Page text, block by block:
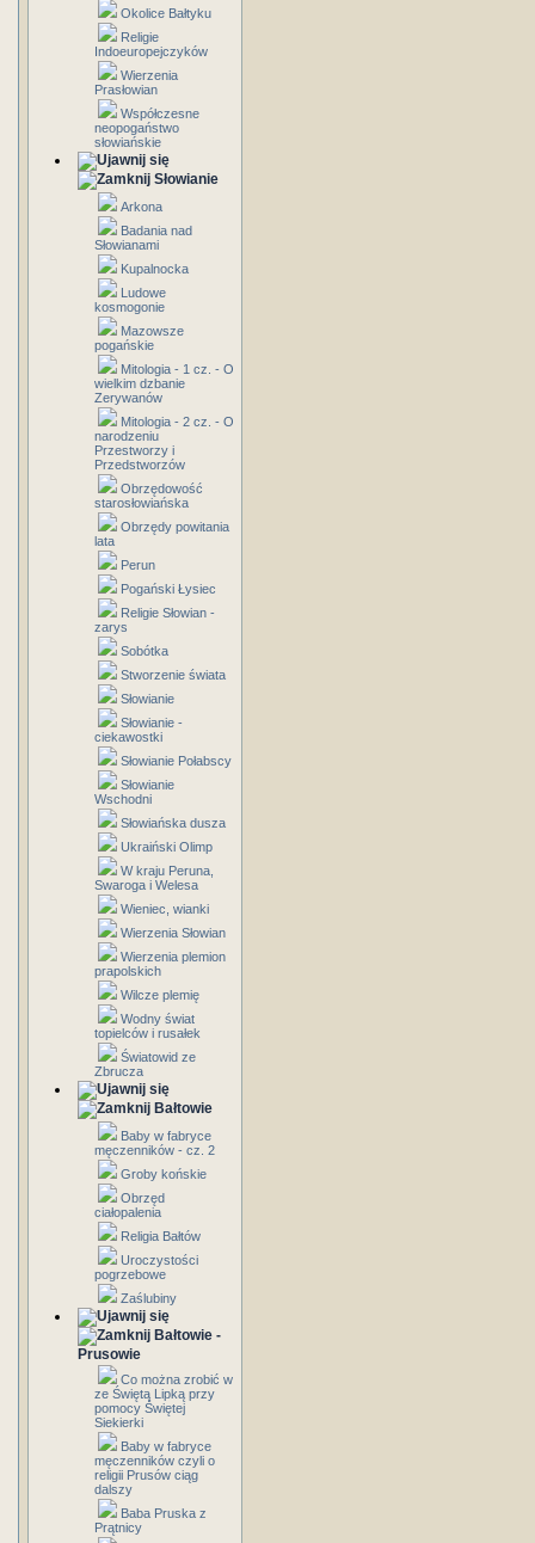
Okolice Bałtyku
Religie
Indoeuropejczyków
Wierzenia
Prasłowian
Współczesne
neopogaństwo
słowiańskie
Słowianie
Arkona
Badania nad
Słowianami
Kupalnocka
Ludowe
kosmogonie
Mazowsze
pogańskie
Mitologia - 1 cz. - O
wielkim dzbanie
Zerywanów
Mitologia - 2 cz. - O
narodzeniu
Przestworzy i
Przedstworzów
Obrzędowość
starosłowiańska
Obrzędy powitania
lata
Perun
Pogański Łysiec
Religie Słowian -
zarys
Sobótka
Stworzenie świata
Słowianie
Słowianie -
ciekawostki
Słowianie Połabscy
Słowianie
Wschodni
Słowiańska dusza
Ukraiński Olimp
W kraju Peruna,
Swaroga i Welesa
Wieniec, wianki
Wierzenia Słowian
Wierzenia plemion
prapolskich
Wilcze plemię
Wodny świat
topielców i rusałek
Światowid ze
Zbrucza
Bałtowie
Baby w fabryce
męczenników - cz. 2
Groby końskie
Obrzęd
ciałopalenia
Religia Bałtów
Uroczystości
pogrzebowe
Zaślubiny
Bałtowie -
Prusowie
Co można zrobić w
ze Świętą Lipką przy
pomocy Świętej
Siekierki
Baby w fabryce
męczenników czyli o
religii Prusów ciąg
dalszy
Baba Pruska z
Prątnicy